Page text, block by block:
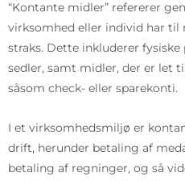
“Kontante midler” refererer
virksomhed eller individ har til
straks. Dette inkluderer
sedler, samt midler, der er let
såsom check- eller sparekonti.
I et virksomhedsmiljø er
drift, herunder betaling af
betaling af regninger, og så